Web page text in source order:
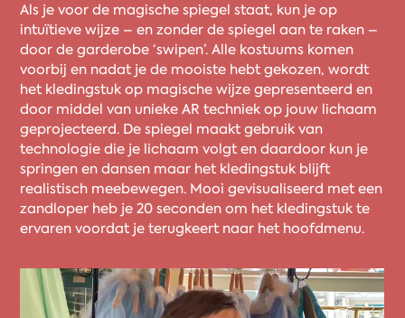
Als je voor de magische spiegel staat, kun je op
intuïtieve wijze – en zonder de spiegel aan te raken –
door de garderobe ‘swipen’. Alle kostuums komen
voorbij en nadat je de mooiste hebt gekozen, wordt
het kledingstuk op magische wijze gepresenteerd en
door middel van unieke AR techniek op jouw lichaam
geprojecteerd. De spiegel maakt gebruik van
technologie die je lichaam volgt en daardoor kun je
springen en dansen maar het kledingstuk blijft
realistisch meebewegen. Mooi gevisualiseerd met een
zandloper heb je 20 seconden om het kledingstuk te
ervaren voordat je terugkeert naar het hoofdmenu.